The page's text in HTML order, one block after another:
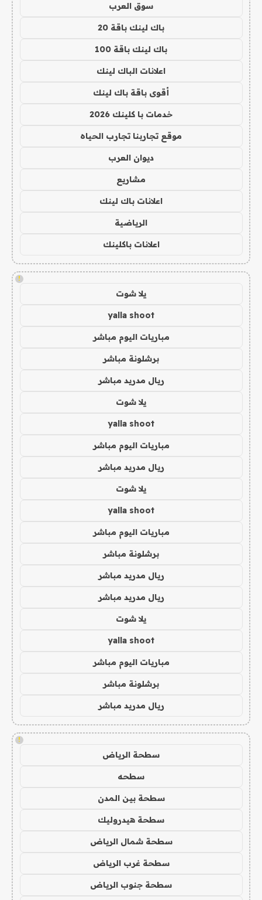
سوق العرب
باك لينك باقة 20
باك لينك باقة 100
اعلانات الباك لينك
أقوى باقة باك لينك
خدمات با كلينك 2026
موقع تجاربنا تجارب الحياه
ديوان العرب
مشاريع
اعلانات باك لينك
الرياضية
اعلانات باكلينك
!
يلا شوت
yalla shoot
مباريات اليوم مباشر
برشلونة مباشر
ريال مدريد مباشر
يلا شوت
yalla shoot
مباريات اليوم مباشر
ريال مدريد مباشر
يلا شوت
yalla shoot
مباريات اليوم مباشر
برشلونة مباشر
ريال مدريد مباشر
ريال مدريد مباشر
يلا شوت
yalla shoot
مباريات اليوم مباشر
برشلونة مباشر
ريال مدريد مباشر
!
سطحة الرياض
سطحه
سطحة بين المدن
سطحة هيدروليك
سطحة شمال الرياض
سطحة غرب الرياض
سطحة جنوب الرياض